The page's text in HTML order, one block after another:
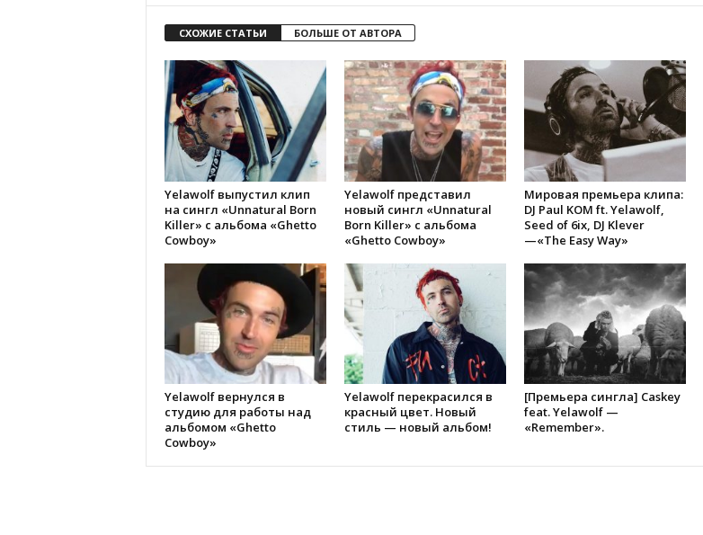
СХОЖИЕ СТАТЬИ БОЛЬШЕ ОТ АВТОРА
Yelawolf выпустил клип
на сингл «Unnatural Born
Killer» с альбома «Ghetto
Cowboy»
Yelawolf представил
новый сингл «Unnatural
Born Killer» с альбома
«Ghetto Cowboy»
Мировая премьера клипа:
DJ Paul KOM ft. Yelawolf,
Seed of 6ix, DJ Klever
—«The Easy Way»
Yelawolf вернулся в
студию для работы над
альбомом «Ghetto
Cowboy»
Yelawolf перекрасился в
красный цвет. Новый
стиль — новый альбом!
[Премьера сингла] Caskey
feat. Yelawolf —
«Remember».